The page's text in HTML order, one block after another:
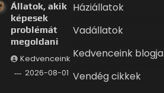
Állatok, akik
képesek
problémát
megoldani
Kedvenceink
2026-08-01
Háziállatok
Vadállatok
Kedvenceink blogja
Vendég cikkek